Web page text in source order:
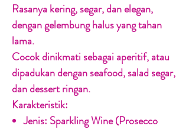
Rasanya kering, segar, dan elegan,
dengan gelembung halus yang tahan
lama.
Cocok dinikmati sebagai aperitif, atau
dipadukan dengan seafood, salad segar,
dan dessert ringan.
Karakteristik:
Jenis: Sparkling Wine (Prosecco